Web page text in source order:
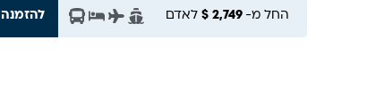
החל מ- 2,749 $ לאדם להזמנה